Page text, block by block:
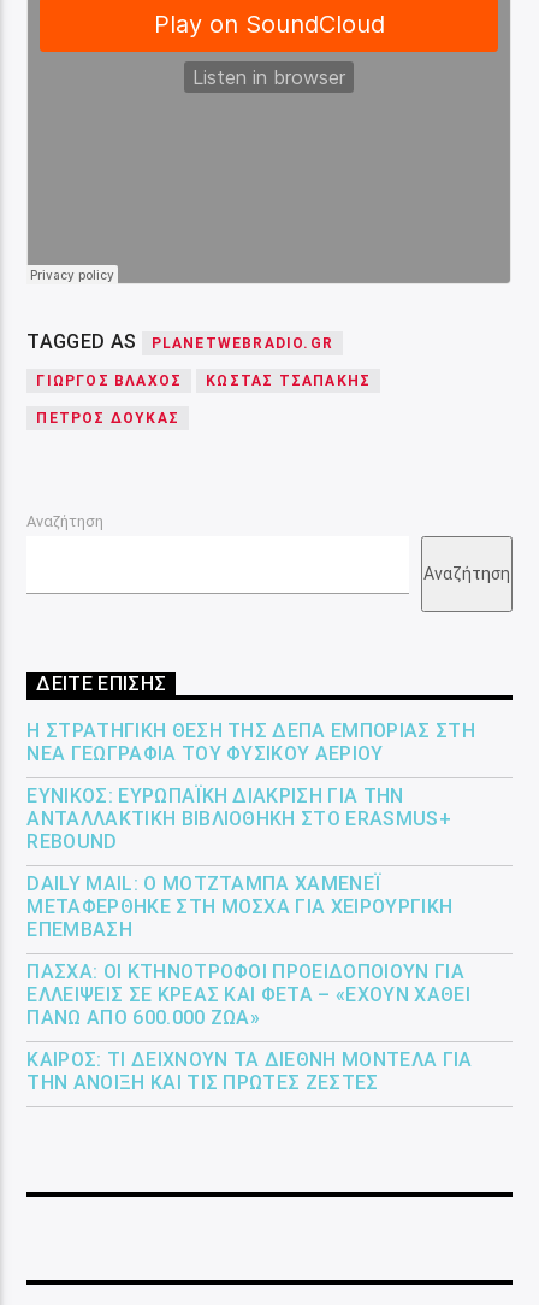
TAGGED AS PLANETWEBRADIO.GR
ΓΙΏΡΓΟΣ ΒΛΆΧΟΣ ΚΏΣΤΑΣ ΤΣΑΠΆΚΗΣ
ΠΈΤΡΟΣ ΔΟΎΚΑΣ
Αναζήτηση
Αναζήτηση
ΔΕΙΤΕ ΕΠΙΣΗΣ
Η ΣΤΡΑΤΗΓΙΚΉ ΘΈΣΗ ΤΗΣ ΔΕΠΑ ΕΜΠΟΡΊΑΣ ΣΤΗ
ΝΈΑ ΓΕΩΓΡΑΦΊΑ ΤΟΥ ΦΥΣΙΚΟΎ ΑΕΡΊΟΥ
ΕΎΝΙΚΟΣ: ΕΥΡΩΠΑΪΚΉ ΔΙΆΚΡΙΣΗ ΓΙΑ ΤΗΝ
ΑΝΤΑΛΛΑΚΤΙΚΉ ΒΙΒΛΙΟΘΉΚΗ ΣΤΟ ERASMUS+
REBOUND
DAILY MAIL: Ο ΜΟΤΖΤΆΜΠΑ ΧΑΜΕΝΕΪ́
ΜΕΤΑΦΈΡΘΗΚΕ ΣΤΗ ΜΌΣΧΑ ΓΙΑ ΧΕΙΡΟΥΡΓΙΚΉ
ΕΠΈΜΒΑΣΗ
ΠΆΣΧΑ: ΟΙ ΚΤΗΝΟΤΡΌΦΟΙ ΠΡΟΕΙΔΟΠΟΙΟΎΝ ΓΙΑ
ΕΛΛΕΊΨΕΙΣ ΣΕ ΚΡΈΑΣ ΚΑΙ ΦΈΤΑ – «ΈΧΟΥΝ ΧΑΘΕΊ
ΠΆΝΩ ΑΠΌ 600.000 ΖΏΑ»
ΚΑΙΡΌΣ: ΤΙ ΔΕΊΧΝΟΥΝ ΤΑ ΔΙΕΘΝΉ ΜΟΝΤΈΛΑ ΓΙΑ
ΤΗΝ ΆΝΟΙΞΗ ΚΑΙ ΤΙΣ ΠΡΏΤΕΣ ΖΈΣΤΕΣ